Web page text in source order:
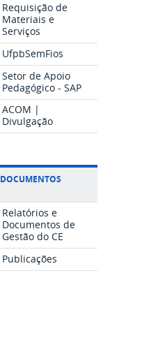
Requisição de
Materiais e
Serviços
UfpbSemFios
Setor de Apoio
Pedagógico - SAP
ACOM |
Divulgação
DOCUMENTOS
Relatórios e
Documentos de
Gestão do CE
Publicações